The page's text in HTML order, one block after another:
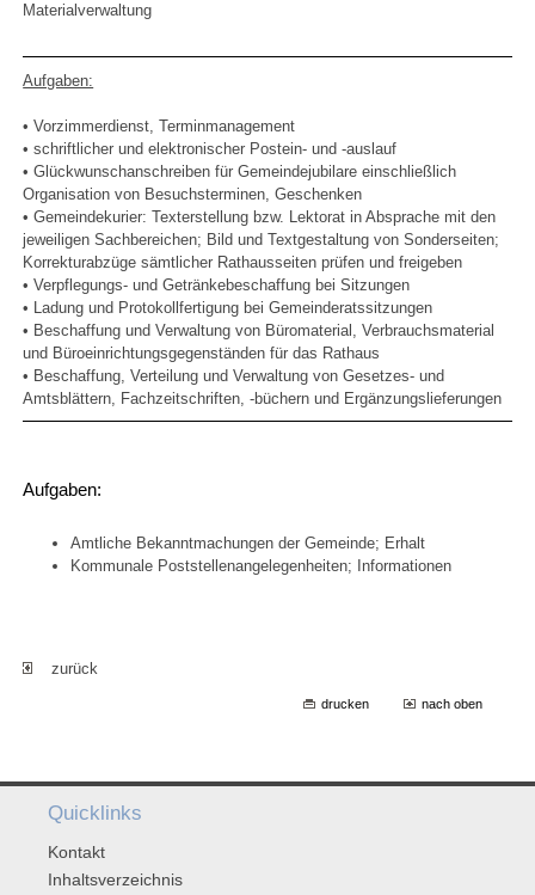
Materialverwaltung
Aufgaben:
• Vorzimmerdienst, Terminmanagement
• schriftlicher und elektronischer Postein- und -auslauf
• Glückwunschanschreiben für Gemeindejubilare einschließlich
Organisation von Besuchsterminen, Geschenken
• Gemeindekurier: Texterstellung bzw. Lektorat in Absprache mit den
jeweiligen Sachbereichen; Bild und Textgestaltung von Sonderseiten;
Korrekturabzüge sämtlicher Rathausseiten prüfen und freigeben
• Verpflegungs- und Getränkebeschaffung bei Sitzungen
• Ladung und Protokollfertigung bei Gemeinderatssitzungen
• Beschaffung und Verwaltung von Büromaterial, Verbrauchsmaterial
und Büroeinrichtungsgegenständen für das Rathaus
• Beschaffung, Verteilung und Verwaltung von Gesetzes- und
Amtsblättern, Fachzeitschriften, -büchern und Ergänzungslieferungen
Aufgaben:
Amtliche Bekanntmachungen der Gemeinde; Erhalt
Kommunale Poststellenangelegenheiten; Informationen
zurück
drucken nach oben
Quicklinks
Kontakt
Inhaltsverzeichnis